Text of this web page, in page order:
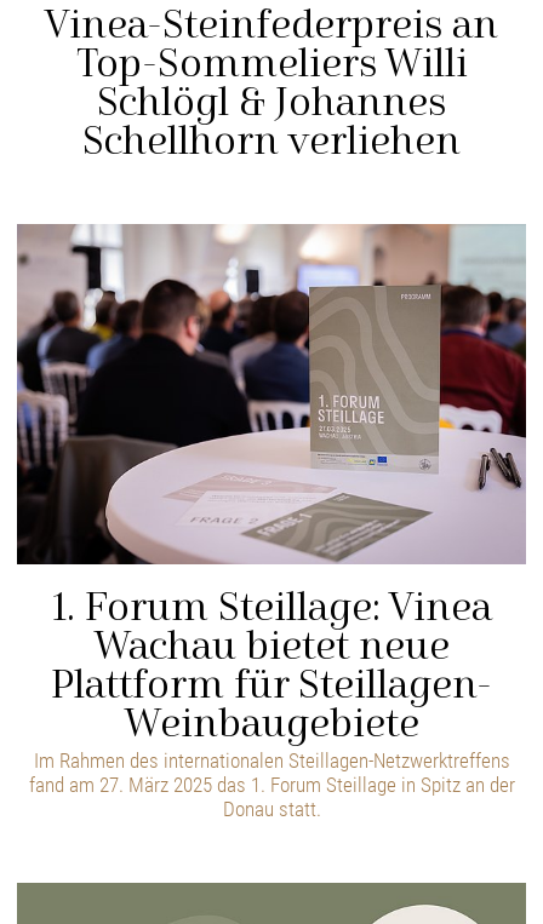
Vinea-Steinfederpreis an
Top-Sommeliers Willi
Schlögl & Johannes
Schellhorn verliehen
1. Forum Steillage: Vinea
Wachau bietet neue
Plattform für Steillagen-
Weinbaugebiete
Im Rahmen des internationalen Steillagen-Netzwerktreffens
fand am 27. März 2025 das 1. Forum Steillage in Spitz an der
Donau statt.